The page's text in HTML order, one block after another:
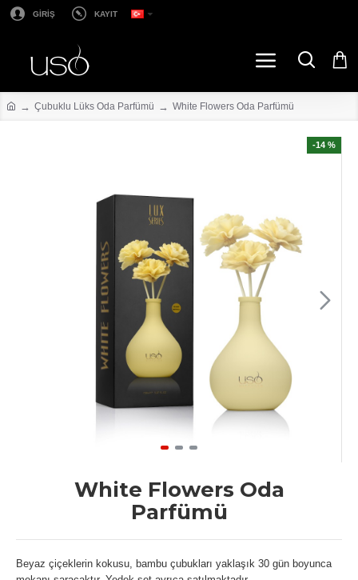
GİRİŞ KAYIT
Çubuklu Lüks Oda Parfümü White Flowers Oda Parfümü
-14 %
White Flowers Oda
Parfümü
Beyaz çiçeklerin kokusu, bambu çubukları yaklaşık 30 gün boyunca